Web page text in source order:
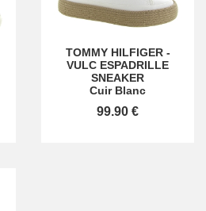
TOMMY HILFIGER-
VULC ESPADRILLE
SNEAKER
Cuir Blanc
99.90 €